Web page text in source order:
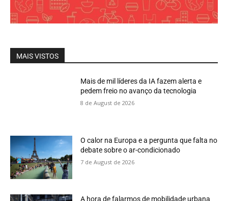
MAIS VISTOS
Mais de mil líderes da IA fazem alerta e
pedem freio no avanço da tecnologia
8 de August de 2026
O calor na Europa e a pergunta que falta no
debate sobre o ar-condicionado
7 de August de 2026
A hora de falarmos de mobilidade urbana